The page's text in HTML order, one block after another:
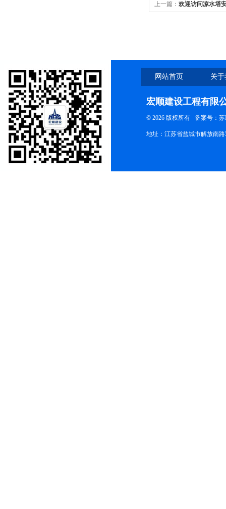
上一篇： 欢迎访问凉水塔
网站首页 关
宏顺建设工程有限
© 2026 版权所有 备案号：苏
地址：江苏省盐城市解放南